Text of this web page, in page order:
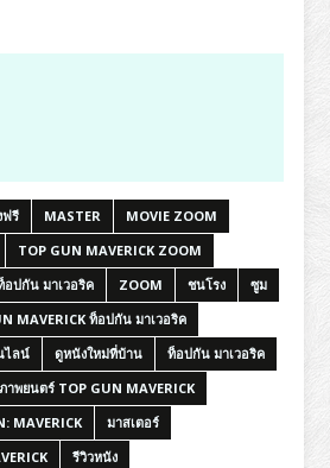
ฟรี MASTER
MOVIE ZOOM
TOP GUN MAVERICK ZOOM
อปกัน มาเวอริค
ZOOM ชนโรง
ซูม
MAVERICK ท็อปกัน มาเวอริค
ไลน์ ดูหนังใหม่ที่บ้าน
ท็อปกัน มาเวอริค
ภาพยนตร์ TOP GUN MAVERICK
MAVERICK
มาสเตอร์
รีวิวหนัง